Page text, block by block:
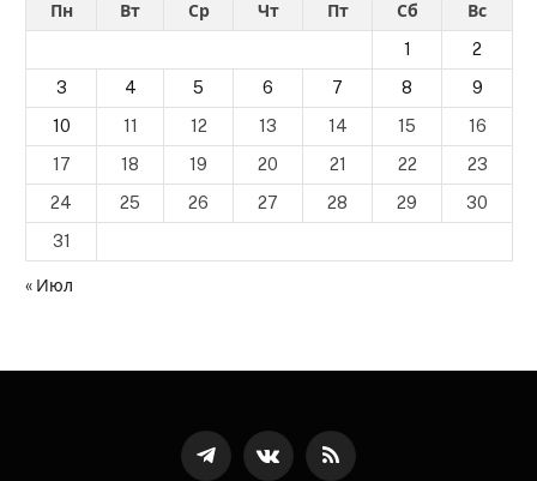
Пн Вт Ср Чт Пт Сб
Вс
1
2
3
4 5 6 7 8
9
10
11 12 13 14 15
16
17
18 19 20 21 22
23
24
25 26 27 28 29
30
31
« Июл
ТелеграммВКонтактеRSS-